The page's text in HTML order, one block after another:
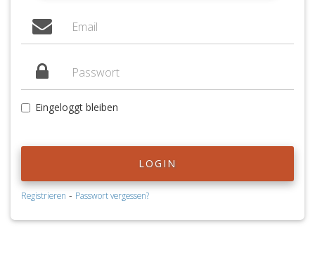
Eingeloggt bleiben
LOGIN
Registrieren - Passwort vergessen?